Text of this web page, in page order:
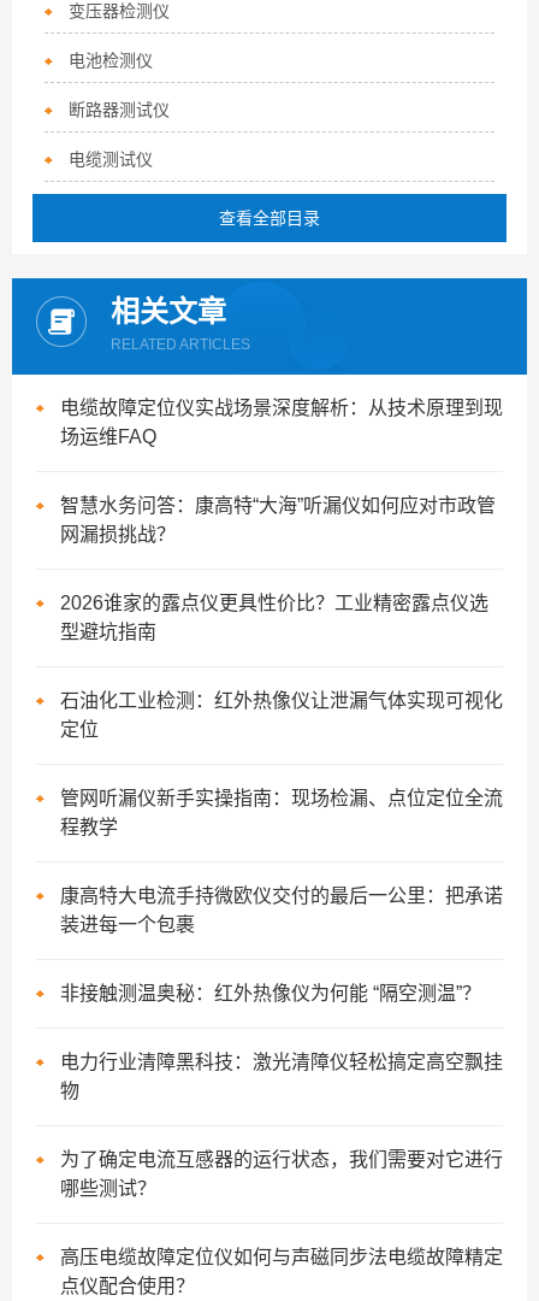
变压器检测仪
电池检测仪
断路器测试仪
电缆测试仪
查看全部目录
相关文章
RELATED ARTICLES
电缆故障定位仪实战场景深度解析：从技术原理到现
场运维FAQ
智慧水务问答：康高特“大海”听漏仪如何应对市政管
网漏损挑战？
2026谁家的露点仪更具性价比？工业精密露点仪选
型避坑指南
石油化工业检测：红外热像仪让泄漏气体实现可视化
定位
管网听漏仪新手实操指南：现场检漏、点位定位全流
程教学
康高特大电流手持微欧仪交付的最后一公里：把承诺
装进每一个包裹
非接触测温奥秘：红外热像仪为何能 “隔空测温”？
电力行业清障黑科技：激光清障仪轻松搞定高空飘挂
物
为了确定电流互感器的运行状态，我们需要对它进行
哪些测试？
高压电缆故障定位仪如何与声磁同步法电缆故障精定
点仪配合使用？